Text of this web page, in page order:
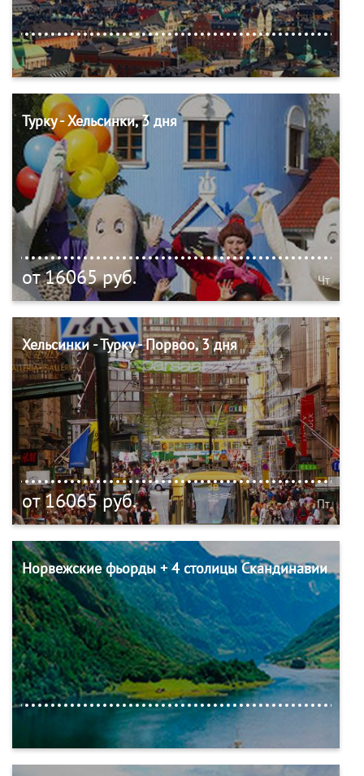
Турку - Хельсинки, 3 дня
от 16065 руб. Чт
Хельсинки - Турку - Порвоо, 3 дня
от 16065 руб. Пт
Норвежские фьорды + 4 столицы Скандинавии